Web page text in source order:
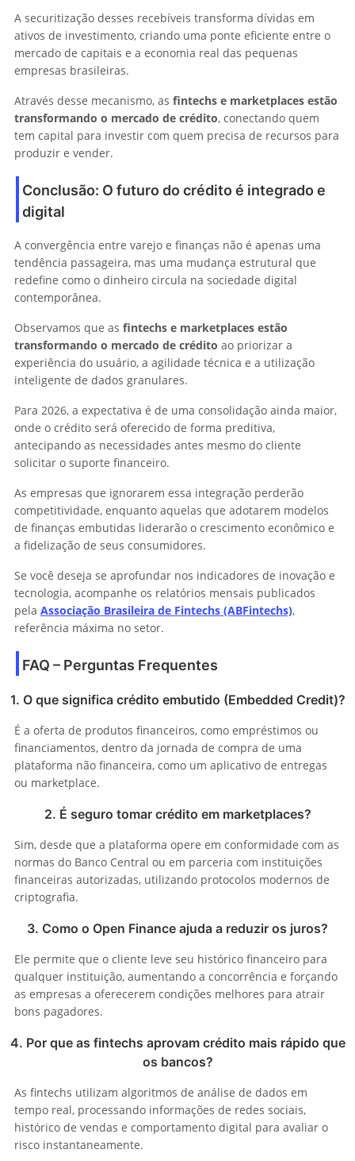
A securitização desses recebíveis transforma dívidas em
ativos de investimento, criando uma ponte eficiente entre o
mercado de capitais e a economia real das pequenas
empresas brasileiras.
Através desse mecanismo, as fintechs e marketplaces estão
transformando o mercado de crédito, conectando quem
tem capital para investir com quem precisa de recursos para
produzir e vender.
Conclusão: O futuro do crédito é integrado e
digital
A convergência entre varejo e finanças não é apenas uma
tendência passageira, mas uma mudança estrutural que
redefine como o dinheiro circula na sociedade digital
contemporânea.
Observamos que as fintechs e marketplaces estão
transformando o mercado de crédito ao priorizar a
experiência do usuário, a agilidade técnica e a utilização
inteligente de dados granulares.
Para 2026, a expectativa é de uma consolidação ainda maior,
onde o crédito será oferecido de forma preditiva,
antecipando as necessidades antes mesmo do cliente
solicitar o suporte financeiro.
As empresas que ignorarem essa integração perderão
competitividade, enquanto aquelas que adotarem modelos
de finanças embutidas liderarão o crescimento econômico e
a fidelização de seus consumidores.
Se você deseja se aprofundar nos indicadores de inovação e
tecnologia, acompanhe os relatórios mensais publicados
pela Associação Brasileira de Fintechs (ABFintechs),
referência máxima no setor.
FAQ – Perguntas Frequentes
1. O que significa crédito embutido (Embedded Credit)?
É a oferta de produtos financeiros, como empréstimos ou
financiamentos, dentro da jornada de compra de uma
plataforma não financeira, como um aplicativo de entregas
ou marketplace.
2. É seguro tomar crédito em marketplaces?
Sim, desde que a plataforma opere em conformidade com as
normas do Banco Central ou em parceria com instituições
financeiras autorizadas, utilizando protocolos modernos de
criptografia.
3. Como o Open Finance ajuda a reduzir os juros?
Ele permite que o cliente leve seu histórico financeiro para
qualquer instituição, aumentando a concorrência e forçando
as empresas a oferecerem condições melhores para atrair
bons pagadores.
4. Por que as fintechs aprovam crédito mais rápido que
os bancos?
As fintechs utilizam algoritmos de análise de dados em
tempo real, processando informações de redes sociais,
histórico de vendas e comportamento digital para avaliar o
risco instantaneamente.